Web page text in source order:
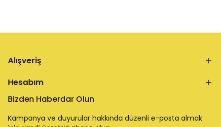
Alışveriş
Hesabım
Bizden Haberdar Olun
Kampanya ve duyurular hakkında düzenli e-posta almak